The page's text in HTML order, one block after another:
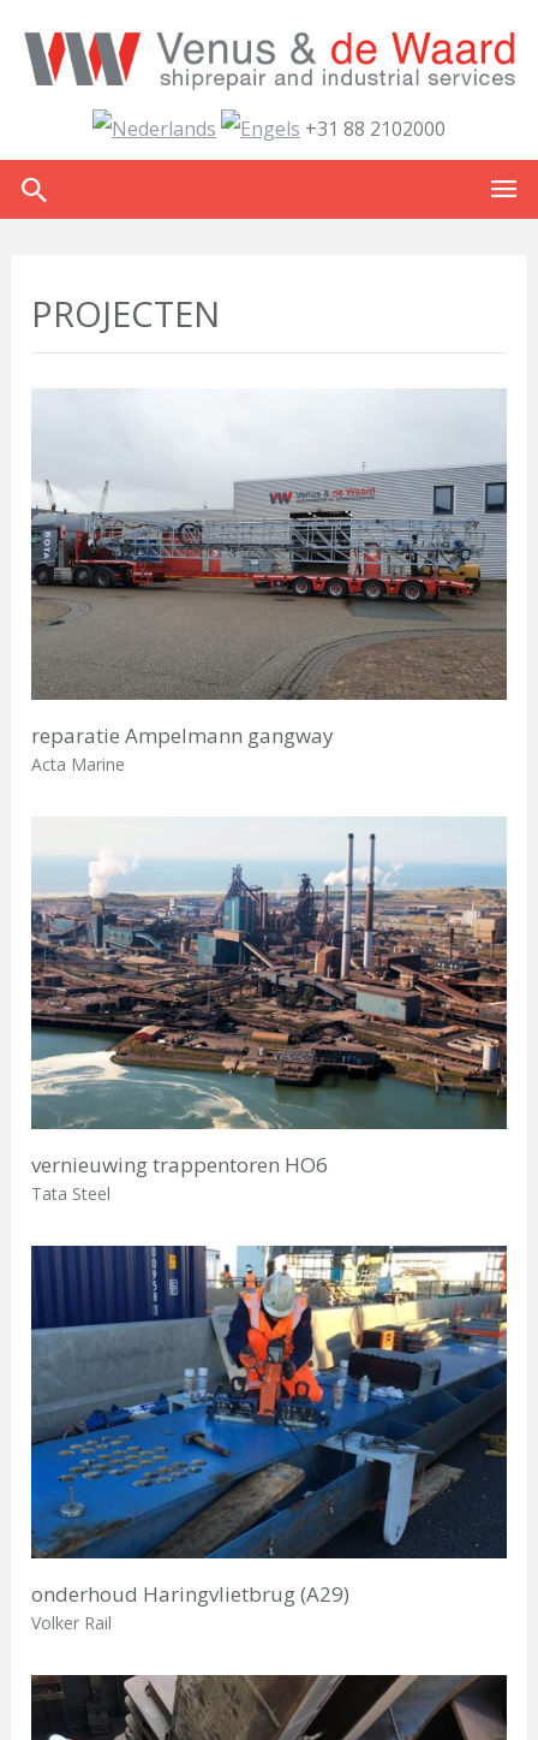
+31 88 2102000
PROJECTEN
reparatie Ampelmann gangway
Acta Marine
vernieuwing trappentoren HO6
Tata Steel
onderhoud Haringvlietbrug (A29)
Volker Rail